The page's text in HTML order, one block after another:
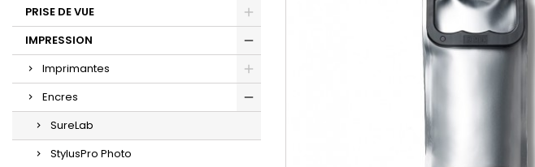
PRISE DE VUE
IMPRESSION
Imprimantes
Encres
SureLab
StylusPro Photo